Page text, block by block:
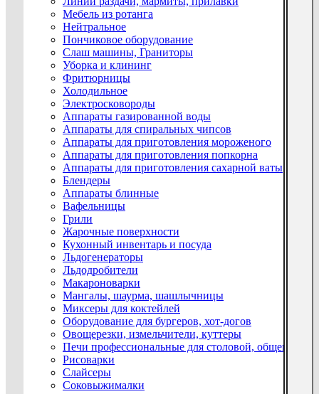
Мебель из ротанга
Нейтральное
Пончиковое оборудование
Слаш машины, Граниторы
Уборка и клининг
Фритюрницы
Холодильное
Электросковороды
Аппараты газированной воды
Аппараты для спиральных чипсов
Аппараты для приготовления мороженого
Аппараты для приготовления попкорна
Аппараты для приготовления сахарной ваты
Блендеры
Аппараты блинные
Вафельницы
Грили
Жарочные поверхности
Кухонный инвентарь и посуда
Льдогенераторы
Льдодробители
Макароноварки
Мангалы, шаурма, шашлычницы
Миксеры для коктейлей
Оборудование для бургеров, хот-догов
Овощерезки, измельчители, куттеры
Печи профессиональные для столовой, общепита
Рисоварки
Слайсеры
Соковыжималки